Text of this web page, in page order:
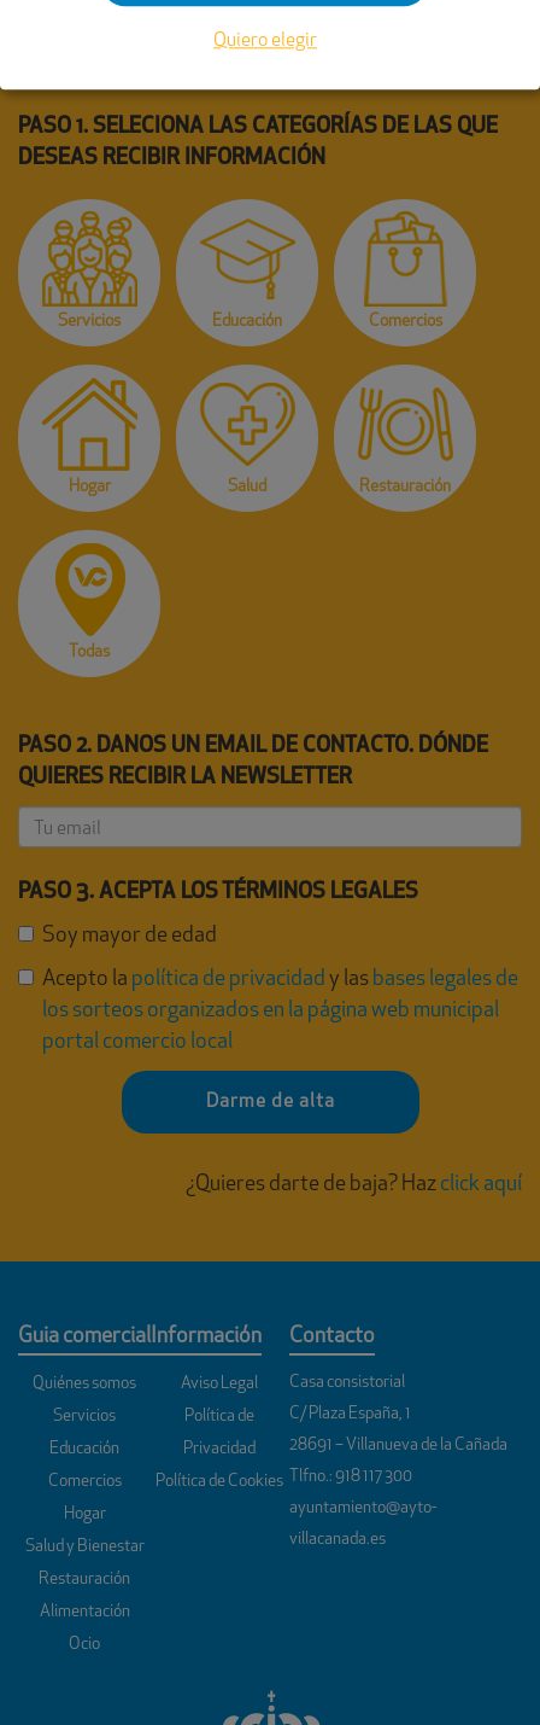
promociones publicadas por estos negocios.
PASO 1. SELECIONA LAS CATEGORÍAS DE LAS QUE
DESEAS RECIBIR INFORMACIÓN
Servicios Educación Comercios
Hogar Salud Restauración
Todas
PASO 2. DANOS UN EMAIL DE CONTACTO. DÓNDE
QUIERES RECIBIR LA NEWSLETTER
PASO 3. ACEPTA LOS TÉRMINOS LEGALES
Soy mayor de edad
Acepto la política de privacidad y las bases legales de
los sorteos organizados en la página web municipal
portal comercio local
Darme de alta
¿Quieres darte de baja? Haz click aquí
Guia comercial
Quiénes somos
Servicios
Educación
Comercios
Hogar
Salud y Bienestar
Restauración
Alimentación
Ocio
Información
Aviso Legal
Política de
Privacidad
Política de Cookies
Contacto
Casa consistorial
C/ Plaza España, 1
28691 – Villanueva de la Cañada
Tlfno.: 918 117 300
ayuntamiento@ayto-
villacanada.es
Quiero elegir